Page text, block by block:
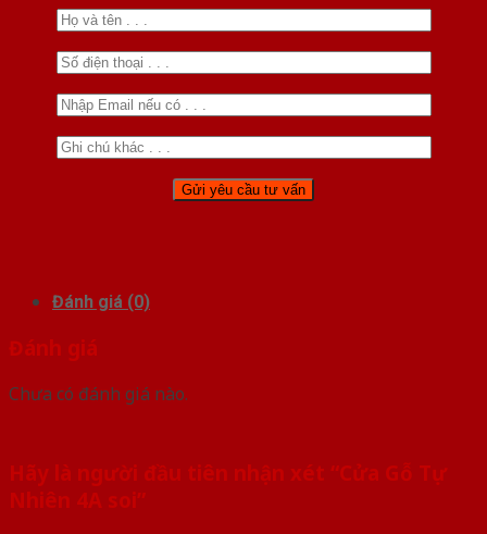
Đánh giá (0)
Đánh giá
Chưa có đánh giá nào.
Hãy là người đầu tiên nhận xét “Cửa Gỗ Tự
Nhiên 4A soi”